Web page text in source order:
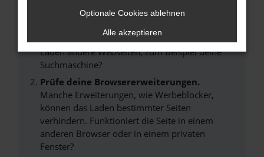
Internetverbindung.
Laden andere Webseiten, zum Beispiel deine
Suchmaschine?
Prüfe deine Browsererweiterungen.
Manche Erweiterungen, wie Werbeblocker,
können das Laden bestimmter Seiten
verhindern. Funktioniert die Seite in einem
anderen Browser oder in einem privaten
Fenster?
Optionale Cookies ablehnen
Alle akzeptieren